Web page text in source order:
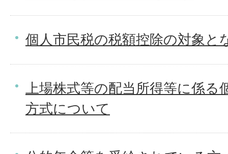
個人市民税の税額控除の対象と
上場株式等の配当所得等に係
方式について